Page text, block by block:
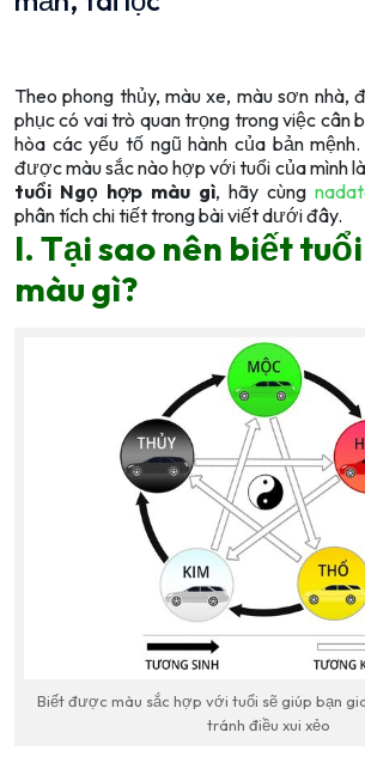
Theo phong thủy, màu xe, màu sơn nhà,
phục có vai trò quan trọng trong việc cân
hòa các yếu tố ngũ hành của bản
được màu sắc nào hợp với tuổi của mình
tuổi Ngọ hợp màu gì, hãy cùng
phân tích chi tiết trong bài viết dưới đây.
I. Tại sao nên biết
màu gì?
Biết được màu sắc hợp với tuổi sẽ giúp bạn
tránh điều xui xẻo